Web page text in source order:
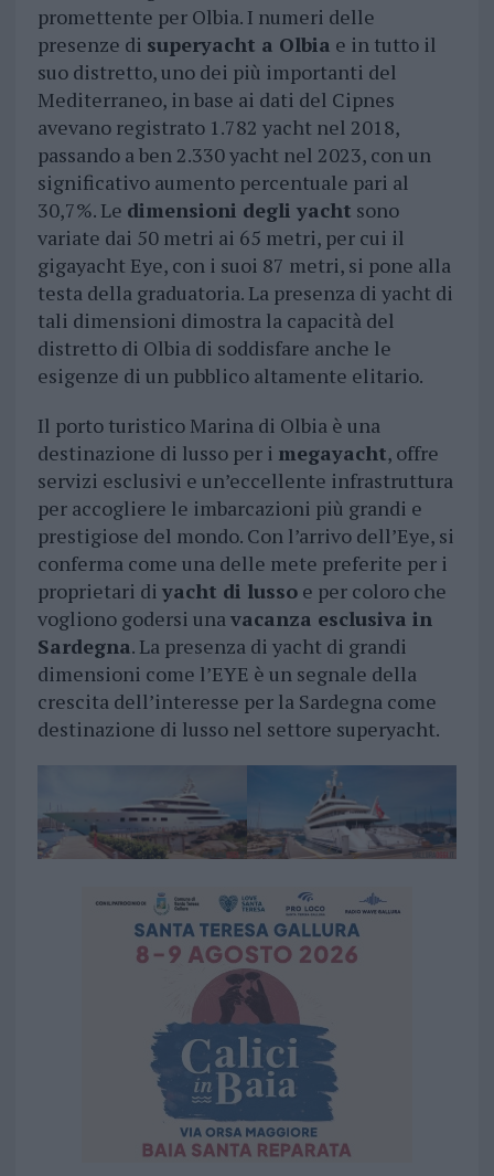
promettente per Olbia. I numeri delle
presenze di superyacht a Olbia e in tutto il
suo distretto, uno dei più importanti del
Mediterraneo, in base ai dati del Cipnes
avevano registrato 1.782 yacht nel 2018,
passando a ben 2.330 yacht nel 2023, con un
significativo aumento percentuale pari al
30,7%. Le dimensioni degli yacht sono
variate dai 50 metri ai 65 metri, per cui il
gigayacht Eye, con i suoi 87 metri, si pone alla
testa della graduatoria. La presenza di yacht di
tali dimensioni dimostra la capacità del
distretto di Olbia di soddisfare anche le
esigenze di un pubblico altamente elitario.
Il porto turistico Marina di Olbia è una
destinazione di lusso per i megayacht, offre
servizi esclusivi e un’eccellente infrastruttura
per accogliere le imbarcazioni più grandi e
prestigiose del mondo. Con l’arrivo dell’Eye, si
conferma come una delle mete preferite per i
proprietari di yacht di lussoe per coloro che
vogliono godersi unavacanza esclusiva in
Sardegna. La presenza di yacht di grandi
dimensioni come l’EYE è un segnale della
crescita dell’interesse per la Sardegna come
destinazione di lusso nel settore superyacht.